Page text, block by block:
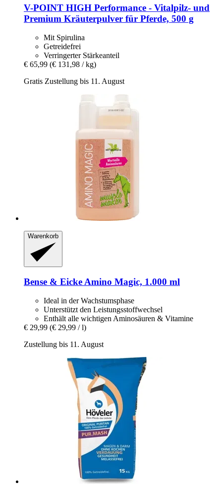
V-POINT HIGH Performance -​ Vitalpilz-​ und
Premium Kräuterpulver für Pferde, 500 g
Mit Spirulina
Getreidefrei
Verringerter Stärkeanteil
€ 65,99 (€ 131,98 / kg)
Gratis Zustellung bis 11. August
Warenkorb
Bense & Eicke Amino Magic, 1.000 ml
Ideal in der Wachstumsphase
Unterstützt den Leistungsstoffwechsel
Enthält alle wichtigen Aminosäuren & Vitamine
€ 29,99 (€ 29,99 / l)
Zustellung bis 11. August